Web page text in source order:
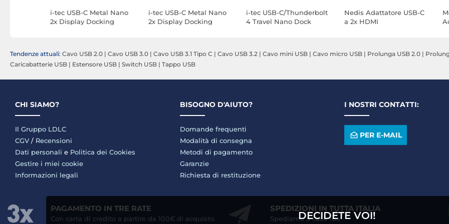
i-tec USB-C Metal Nano
2x Display Docking
i-tec USB-C Metal Nano
2x Display Docking
i-tec USB-C/Thunderbolt
4 Travel Nano Dock
Nedis Adattatore USB-C
a 2x HDMI
Tendenze attuali: Cavo USB 2.0 | Cavo USB 3.0 | Cavo USB 3.1 Tipo C | Cavo USB 3.2 | Cavo mini USB | Cavo micro USB | Prolunga USB 2.0 |
Caricabatterie USB | Estensore USB | Switch USB | Tappo USB
CHI SIAMO?
Il Gruppo LDLC
CGV / Recensioni
Dati personali e Politica dei Cookies
Gestire i miei cookie
Informazioni legali
BISOGNO D'AIUTO?
Domande frequenti
Modalità di consegna
Metodi di pagamento
Garanzie
Richiesta di restituzione
I NOSTRI CONTATTI:
PER E-MAIL
PAGAMENTO IN TRE RATE
Con carta di credito a partire da 100€ di acquisto.
SPEDIZIONI IN TUTTA ITALIA
Spediamo a casa tua
DECIDETE VOI!